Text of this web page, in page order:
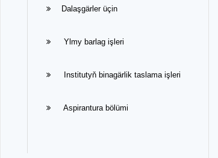
Dalaşgärler üçin
Ylmy barlag işleri
Institutyň binagärlik taslama işleri
Aspirantura bölümi